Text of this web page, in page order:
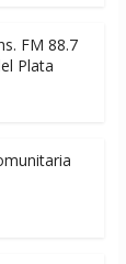
FM 88.7
Plata